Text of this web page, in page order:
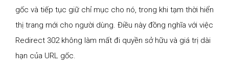
gốc và tiếp tục giữ chỉ mục cho nó, trong khi tạm thời hiển
thị trang mới cho người dùng. Điều này đồng nghĩa với việc
Redirect 302 không làm mất đi quyền sở hữu và giá trị dài
hạn của URL gốc.